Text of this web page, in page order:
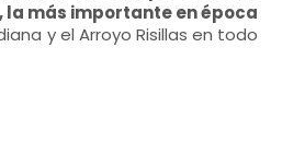
más importante en época
y el Arroyo Risillas en todo